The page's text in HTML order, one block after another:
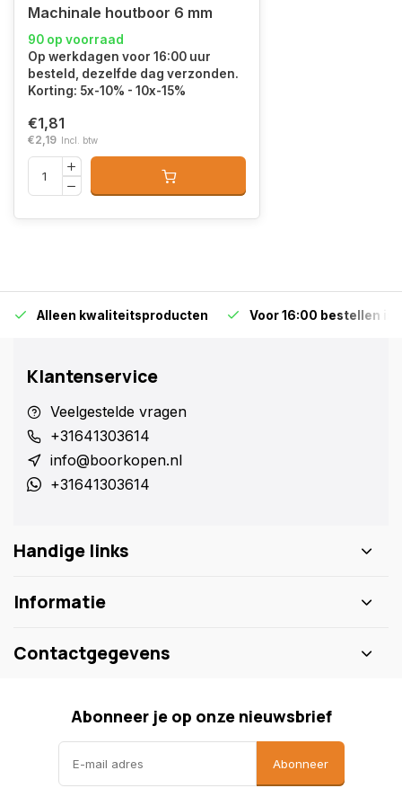
Machinale houtboor 6 mm
90 op voorraad
Op werkdagen voor 16:00 uur
besteld, dezelfde dag verzonden.
Korting: 5x-10% - 10x-15%
€1,81
€2,19 Incl. btw
Alleen kwaliteitsproducten Voor 16:00 bestellen is
Klantenservice
Veelgestelde vragen
+31641303614
info@boorkopen.nl
+31641303614
Handige links
Informatie
Contactgegevens
Abonneer je op onze nieuwsbrief
Abonneer